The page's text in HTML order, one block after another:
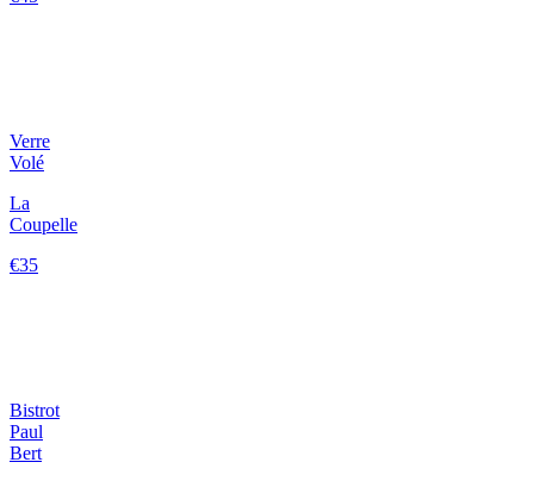
Verre
Volé
La
Coupelle
€35
Bistrot
Paul
Bert